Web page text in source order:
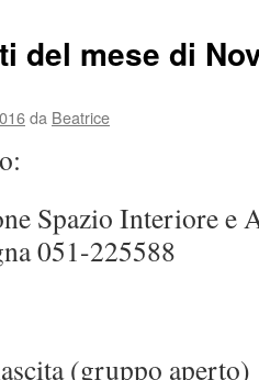
del mese di
da Beatrice
Spazio Interiore e
051-225588
(gruppo aperto)